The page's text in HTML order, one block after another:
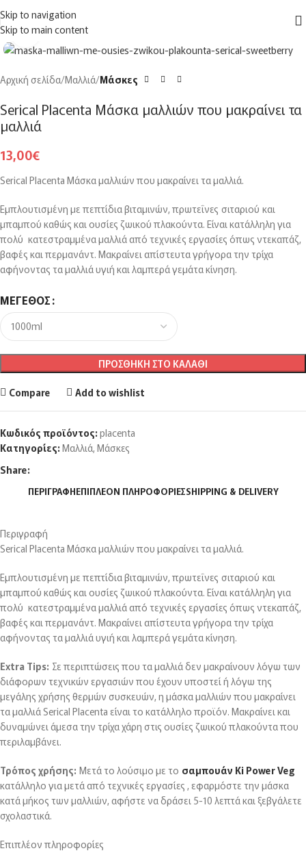
Skip to navigation
Skip to main content
MENU
Click to enlarge
Αρχική σελίδα Μαλλιά Μάσκες
Serical Placenta Μάσκα μαλλιών που μακραίνει τα
μαλλιά
13,00€
Serical Placenta Μάσκα μαλλιών που μακραίνει τα μαλλιά.
Εμπλουτισμένη με πεπτίδια βιταμινών, πρωτεΐνες σιταριού και
μπαμπού καθώς και ουσίες ζωικού πλακούντα. Είναι κατάλληλη για
πολύ κατεστραμμένα μαλλιά από τεχνικές εργασίες όπως ντεκαπάζ,
βαφές και περμανάντ. Μακραίνει απίστευτα γρήγορα την τρίχα
αφήνοντας τα μαλλιά υγιή και λαμπερά γεμάτα κίνηση.
ΜΈΓΕΘΟΣ
ΠΡΟΣΘΉΚΗ ΣΤΟ ΚΑΛΆΘΙ
Compare Add to wishlist
Κωδικός προϊόντος: placenta
Κατηγορίες: Μαλλιά, Μάσκες
Share:
ΠΕΡΙΓΡΑΦΉΕΠΙΠΛΈΟΝ ΠΛΗΡΟΦΟΡΊΕΣSHIPPING & DELIVERY
Περιγραφή
Serical Placenta Μάσκα μαλλιών που μακραίνει τα μαλλιά.
Εμπλουτισμένη με πεπτίδια βιταμινών, πρωτεΐνες σιταριού και
μπαμπού καθώς και ουσίες ζωικού πλακούντα. Είναι κατάλληλη για
πολύ κατεστραμμένα μαλλιά από τεχνικές εργασίες όπως ντεκαπάζ,
βαφές και περμανάντ. Μακραίνει απίστευτα γρήγορα την τρίχα
αφήνοντας τα μαλλιά υγιή και λαμπερά γεμάτα κίνηση.
Extra Tips: Σε περιπτώσεις που τα μαλλιά δεν μακραίνουν λόγω των
διάφορων τεχνικών εργασιών που έχουν υποστεί ή λόγω της
μεγάλης χρήσης θερμών συσκευών, η μάσκα μαλλιών που μακραίνει
τα μαλλιά Serical Placenta είναι το κατάλληλο προϊόν. Μακραίνει και
δυναμώνει άμεσα την τρίχα χάρη στις ουσίες ζωικού πλακούντα που
περιλαμβάνει.
Τρόπος χρήσης: Μετά το λούσιμο με το σαμπουάν Ki Power Veg
κατάλληλο για μετά από τεχνικές εργασίες , εφαρμόστε την μάσκα
κατά μήκος των μαλλιών, αφήστε να δράσει 5-10 λεπτά και ξεβγάλετε
σχολαστικά.
Επιπλέον πληροφορίες